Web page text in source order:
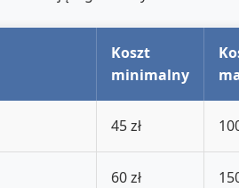
Koszt
minimalny
45 zł
60 zł